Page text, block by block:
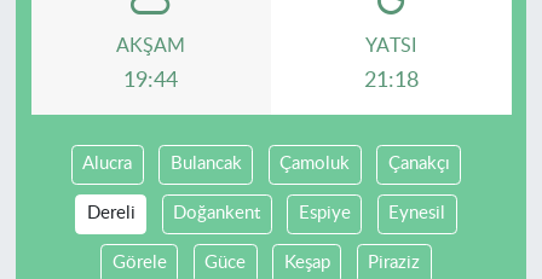
AKŞAM
19:44
YATSI
21:18
Alucra Bulancak Çamoluk Çanakçı
Dereli Doğankent Espiye Eynesil
Görele Güce Keşap Piraziz